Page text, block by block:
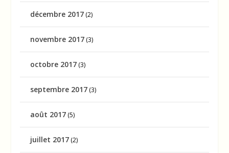
décembre 2017 (2)
novembre 2017 (3)
octobre 2017 (3)
septembre 2017 (3)
août 2017 (5)
juillet 2017 (2)